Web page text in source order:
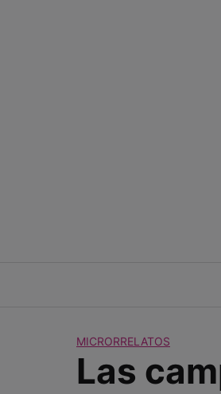
MICRORRELATOS
Las